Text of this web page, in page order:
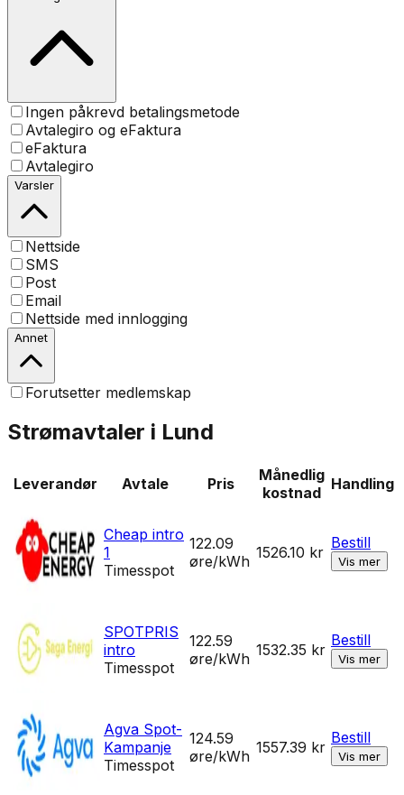
Ingen påkrevd betalingsmetode
Avtalegiro og eFaktura
eFaktura
Avtalegiro
Varsler
Nettside
SMS
Post
Email
Nettside med innlogging
Annet
Forutsetter medlemskap
Strømavtaler i Lund
Leverandør Avtale Pris
Månedlig
kostnad Handling
Cheap intro
1
Timesspot
122.09
øre/kWh 1526.10 kr
Bestill
Vis mer
SPOTPRIS
intro
Timesspot
122.59
øre/kWh 1532.35 kr
Bestill
Vis mer
Agva Spot-
Kampanje
Timesspot
124.59
øre/kWh 1557.39 kr
Bestill
Vis mer